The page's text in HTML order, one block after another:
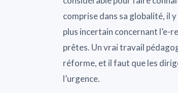
comprise dans sa globalité, il
plus incertain concernant l’e-
prêtes. Un vrai travail
réforme, et il faut que les
l’urgence.